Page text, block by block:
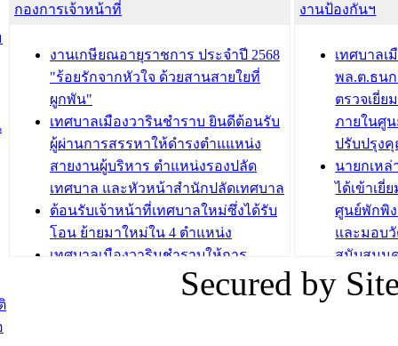
น้ำดื่มแก่ผู้พักอาศัย ณ ศูนย์พักพิง
กองสวัสดิการสังคม เทศบาลเมือง
วารินชำราบ จัดโครงการอบรมอาชีพ
ระยะสั้น ประจำปี 2568 (หลักสูตรการ
ถักทอผลิตภัณฑ์จากถุงพลาสติก)
บทความ อื่นๆ ...
วารินชำร
ถนนแก่เ
เด็กเล็ก
เทศบาลเ
ปรึกษาห
วัยของอ
บทความ อื่นๆ ...
กองการเจ้าหน้าที่
งานเกษียณอายุราชการ ประจำปี 2568
"ร้อยรักจากหัวใจ ด้วยสานสายใยที่
ผูกพัน"
เทศบาลเมืองวารินชำราบ ยินดีต้อนรับ
ผู้ผ่านการสรรหาให้ดำรงตำแแหน่ง
สายงานผู้บริหาร ตำแหน่งรองปลัด
เทศบาล และหัวหน้าสำนักปลัดเทศบาล
ต้อนรับเจ้าหน้าที่เทศบาลใหม่ซึ่งได้รับ
โอน ย้ายมาใหม่ใน 4 ตำแหน่ง
เทศบาลเมืองวารินชำราบให้การ
ต้อนรับพนักงานเทศบาลผู้ผ่านการ
สรรหาให้ดำรงตำแหน่งสายงานผู้
งานป้องกันฯ
เทศบาลเ
พล.ต.ธน
ตรวจเยี่ย
ภายในศู
ปรับปรุง
นายกเห
ได้เข้าเยี่
ศูนย์พักพิ
และมอบ
สนับสนุน
ภัยน้ำท่วม
ภาพบรร
Secured by